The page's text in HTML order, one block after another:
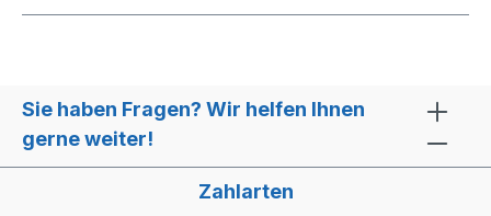
Sie haben Fragen? Wir helfen Ihnen
gerne weiter!
Zahlarten